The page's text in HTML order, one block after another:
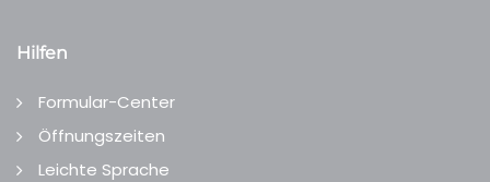
Hilfen
Formular-Center
Öffnungszeiten
Leichte Sprache